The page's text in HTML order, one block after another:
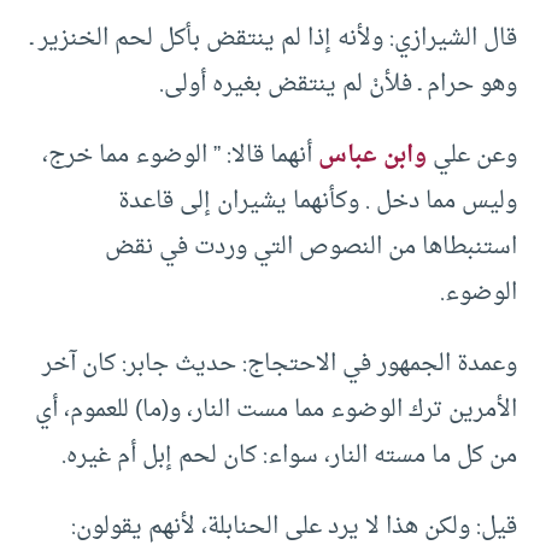
قال الشيرازي: ولأنه إذا لم ينتقض بأكل لحم الخنزير ـ
وهو حرام ـ فلأنْ لم ينتقض بغيره أولى.
وعن عليوابن عباسأنهما قالا: ” الوضوء مما خرج،
وليس مما دخل . وكأنهما يشيران إلى قاعدة
استنبطاها من النصوص التي وردت في نقض
الوضوء.
وعمدة الجمهور في الاحتجاج: حديث جابر: كان آخر
الأمرين ترك الوضوء مما مست النار، و(ما) للعموم، أي
من كل ما مسته النار، سواء: كان لحم إبل أم غيره.
قيل: ولكن هذا لا يرد على الحنابلة، لأنهم يقولون: